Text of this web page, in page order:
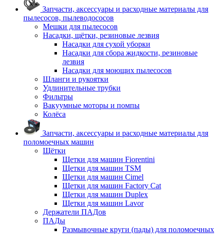
Запчасти, аксессуары и расходные материалы для
пылесосов, пылеводососов
Мешки для пылесосов
Насадки, щётки, резиновые лезвия
Насадки для сухой уборки
Насадки для сбора жидкости, резиновые
лезвия
Насадки для моющих пылесосов
Шланги и рукоятки
Удлинительные трубки
Фильтры
Вакуумные моторы и помпы
Колёса
Запчасти, аксессуары и расходные материалы для
поломоечных машин
Щётки
Щетки для машин Fiorentini
Щетки для машин TSM
Щетки для машин Cimel
Щетки для машин Factory Cat
Щетки для машин Duplex
Щетки для машин Lavor
Держатели ПАДов
ПАДы
Размывочные круги (пады) для поломоечных